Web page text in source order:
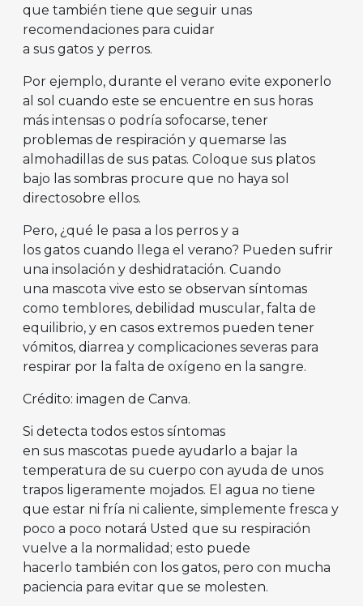
que también tiene que seguir unas
recomendaciones para cuidar
a sus gatos y perros.
Por ejemplo, durante el verano evite exponerlo
al sol cuando este se encuentre en sus horas
más intensas o podría sofocarse, tener
problemas de respiración y quemarse las
almohadillas de sus patas. Coloque sus platos
bajo las sombras procure que no haya sol
directosobre ellos.
Pero, ¿qué le pasa a los perros y a
los gatos cuando llega el verano? Pueden sufrir
una insolación y deshidratación. Cuando
una mascota vive esto se observan síntomas
como temblores, debilidad muscular, falta de
equilibrio, y en casos extremos pueden tener
vómitos, diarrea y complicaciones severas para
respirar por la falta de oxígeno en la sangre.
Crédito: imagen de Canva.
Si detecta todos estos síntomas
en sus mascotas puede ayudarlo a bajar la
temperatura de su cuerpo con ayuda de unos
trapos ligeramente mojados. El agua no tiene
que estar ni fría ni caliente, simplemente fresca y
poco a poco notará Usted que su respiración
vuelve a la normalidad; esto puede
hacerlo también con los gatos, pero con mucha
paciencia para evitar que se molesten.